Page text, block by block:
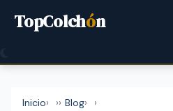
TopColchón
Inicio › Blog
›